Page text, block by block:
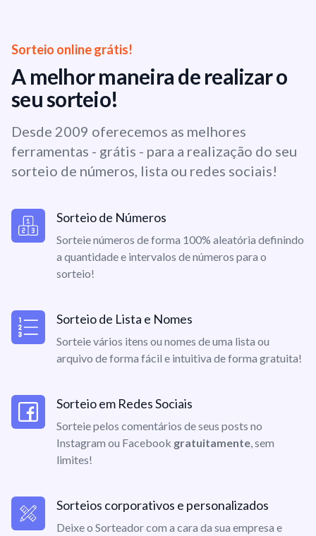
Sorteio online grátis!
A melhor maneira de realizar o
seu sorteio!
Desde 2009 oferecemos as melhores
ferramentas - grátis - para a realização do seu
sorteio de números, lista ou redes sociais!
Sorteio de Números
Sorteie números de forma 100% aleatória definindo
a quantidade e intervalos de números para o
sorteio!
Sorteio de Lista e Nomes
Sorteie vários itens ou nomes de uma lista ou
arquivo de forma fácil e intuitiva de forma gratuita!
Sorteio em Redes Sociais
Sorteie pelos comentários de seus posts no
Instagram ou Facebook gratuitamente, sem
limites!
Sorteios corporativos e personalizados
Deixe o Sorteador com a cara da sua empresa e